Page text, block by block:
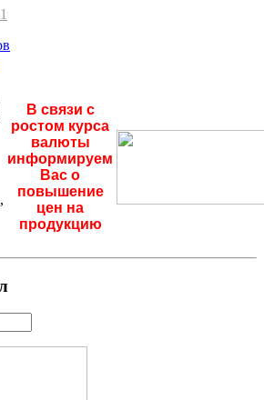
В связи с
ростом курса
валюты
информируем
Вас о
повышение
цен на
продукцию